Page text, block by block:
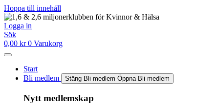
Hoppa till innehåll
Logga in
Sök
0,00 kr 0 Varukorg
Start
Bli medlem
Stäng Bli medlem Öppna Bli medlem
Nytt medlemskap